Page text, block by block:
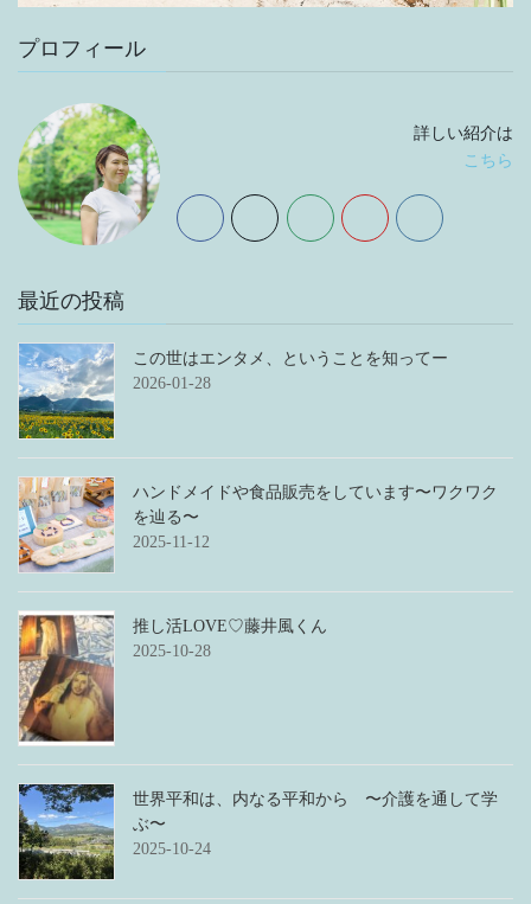
プロフィール
詳しい紹介は
こちら
最近の投稿
この世はエンタメ、ということを知ってー
2026-01-28
ハンドメイドや食品販売をしています〜ワクワク
を辿る〜
2025-11-12
推し活LOVE♡藤井風くん
2025-10-28
世界平和は、内なる平和から 〜介護を通して学
ぶ〜
2025-10-24